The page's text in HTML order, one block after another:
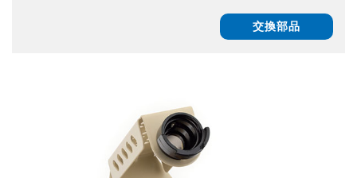
交換部品